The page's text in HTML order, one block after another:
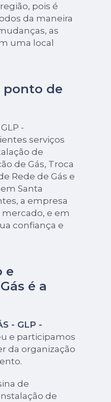
pois é
da maneira
as
uma local
ponto de
-
serviços
de
de Gás, Troca
Rede de Gás e
Santa
a empresa
e em
confiança e
e
é a
- GLP -
e participamos
da organização
de
de